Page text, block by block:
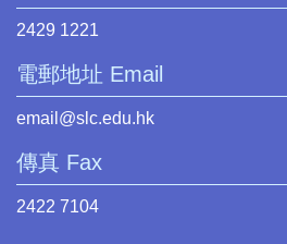
2429 1221
電郵地址 Email
email@slc.edu.hk
傳真 Fax
2422 7104